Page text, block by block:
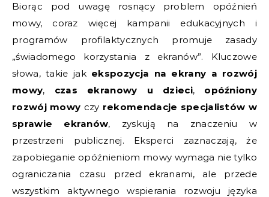
Biorąc pod uwagę rosnący problem opóźnień
mowy, coraz więcej kampanii edukacyjnych i
programów profilaktycznych promuje zasady
„świadomego korzystania z ekranów”. Kluczowe
słowa, takie jak ekspozycja na ekrany a rozwój
mowy, czas ekranowy u dzieci, opóźniony
rozwój mowy czy rekomendacje specjalistów w
sprawie ekranów, zyskują na znaczeniu w
przestrzeni publicznej. Eksperci zaznaczają, że
zapobieganie opóźnieniom mowy wymaga nie tylko
ograniczania czasu przed ekranami, ale przede
wszystkim aktywnego wspierania rozwoju języka